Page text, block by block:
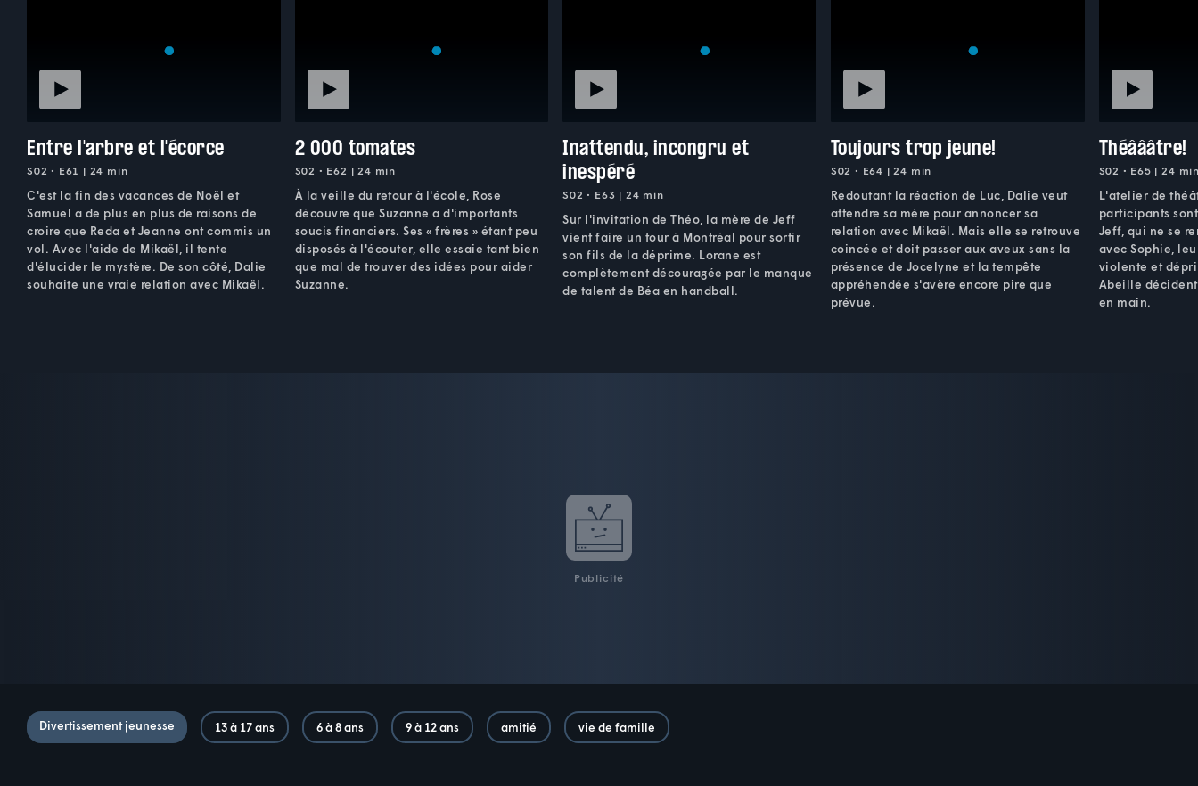
Entre l'arbre et l'écorce
S02 • E61 | 24 min
C'est la fin des vacances de Noël et
Samuel a de plus en plus de raisons de
croire que Reda et Jeanne ont commis un
vol. Avec l'aide de Mikaël, il tente
d'élucider le mystère. De son côté, Dalie
souhaite une vraie relation avec Mikaël.
2 000 tomates
S02 • E62 | 24 min
À la veille du retour à l'école, Rose
découvre que Suzanne a d'importants
soucis financiers. Ses « frères » étant peu
disposés à l'écouter, elle essaie tant bien
que mal de trouver des idées pour aider
Suzanne.
Inattendu, incongru et
inespéré
S02 • E63 | 24 min
Sur l'invitation de Théo, la mère de Jeff
vient faire un tour à Montréal pour sortir
son fils de la déprime. Lorane est
complètement découragée par le manque
de talent de Béa en handball.
Toujours trop jeune!
S02 • E64 | 24 min
Redoutant la réaction de Luc, Dalie veut
attendre sa mère pour annoncer sa
relation avec Mikaël. Mais elle se retrouve
coincée et doit passer aux aveux sans la
présence de Jocelyne et la tempête
appréhendée s'avère encore pire que
prévue.
Théâââtre!
S02 • E65 | 24
L'atelier de
participants
Jeff, qui ne se
avec Sophie,
violente et
Abeille
en main.
Publicité
Divertissement jeunesse 13 à 17 ans 6 à 8 ans 9 à 12 ans amitié vie de famille